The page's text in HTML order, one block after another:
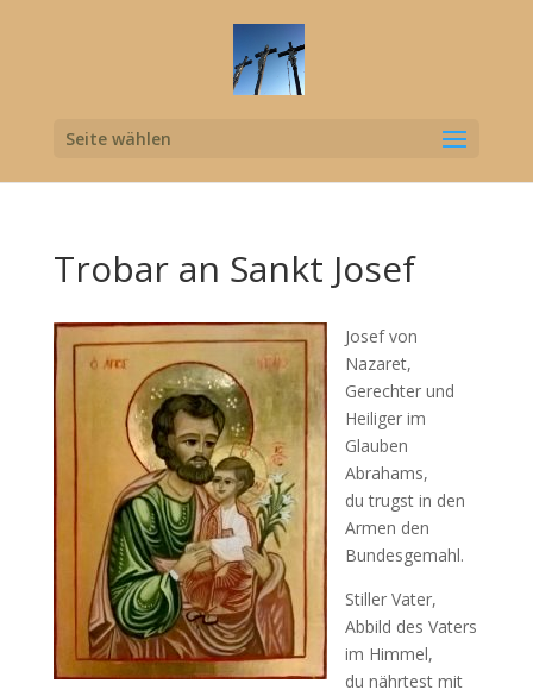
Seite wählen
Trobar an Sankt Josef
Josef von
Nazaret,
Gerechter und
Heiliger im
Glauben
Abrahams,
du trugst in den
Armen den
Bundesgemahl.
Stiller Vater,
Abbild des Vaters
im Himmel,
du nährtest mit